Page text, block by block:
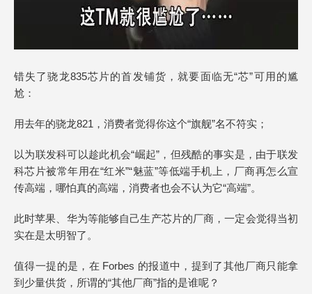
错失了骁龙835芯片的首发铺货，就要面临无“芯”可用的尴
尬：
用去年的骁龙821，消费者觉得你这个“旗舰”名不符实；
以为联发科可以趁此机会“崛起”，但残酷的事实是，由于联发
科芯片被常年用在“红米”“魅蓝”等低端手机上，厂商再怎么宣
传高端，哪怕真的高端，消费者也会不认为它“高端”。
此时苹果、华为等能够自己生产芯片的厂商，一定会觉得当初
实在是太明智了。
值得一提的是，在 Forbes 的报道中，提到了其他厂商只能拿
到少量供货，所谓的“其他厂商”指的是谁呢？